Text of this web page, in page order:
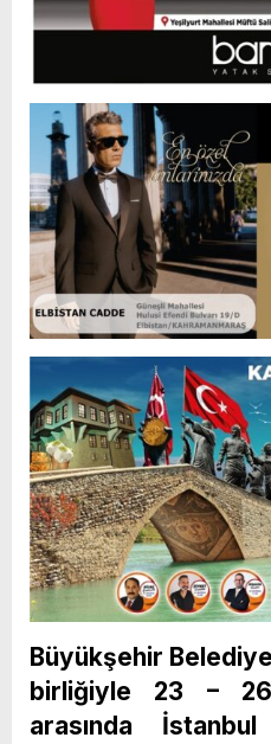
Büyükşehir
birliğiyle 23 –
arasında